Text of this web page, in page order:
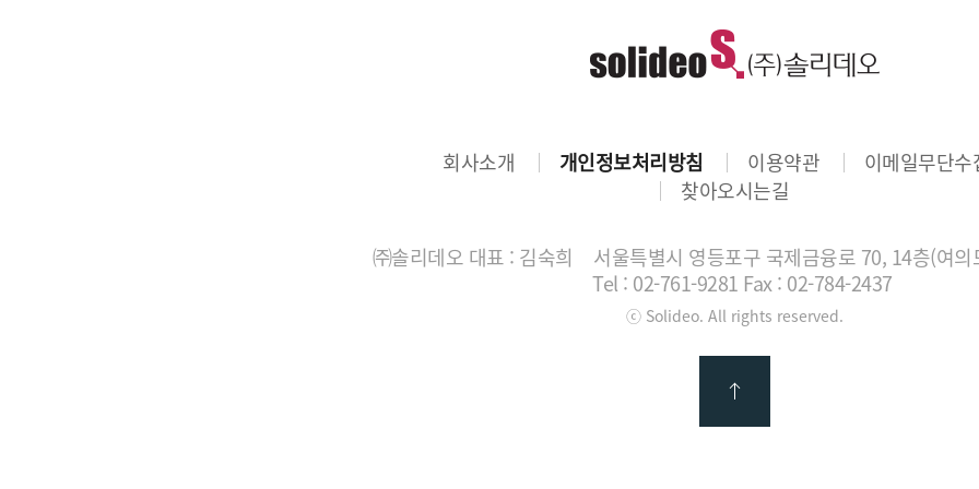
회사소개 개인정보처리방침 이용약관
이메일무단수
찾아오시는길
㈜솔리데오 대표 : 김숙희
서울특별시 영등포구 국제금융로 70, 14층(여
Tel : 02-761-9281 Fax : 02-784-2437
ⓒ Solideo. All rights reserved.